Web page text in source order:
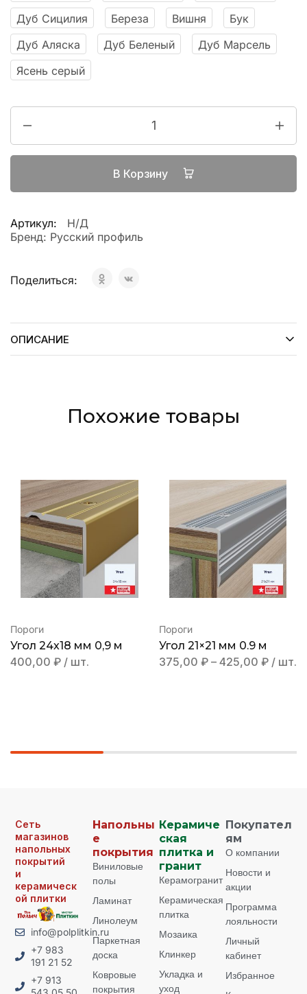
Дуб Сицилия
Береза Вишня
Бук
Дуб Аляска
Дуб Беленый
Дуб Марсель
Ясень серый
В Корзину
Артикул:
Н/Д
Бренд: Русский профиль
Поделиться:
ОПИСАНИЕ
Похожие товары
Пороги
Угол 24х18 мм 0,9 м
400,00 ₽ / шт.
Пороги
Угол 21×21 мм 0.9 м
375,00 ₽ – 425,00 ₽ / шт.
Сеть
магазинов
напольных
покрытий
и
керамическ
ой плитки
info@polplitkin.ru
+7 983
191 21 52
+7 913
Напольны
е
покрытия
Виниловые
полы
Ламинат
Линолеум
Паркетная
доска
Ковровые
покрытия
Керамиче
ская
плитка и
гранит
Керамогранит
Керамическая
плитка
Мозаика
Клинкер
Укладка и
уход
Покупател
ям
О компании
Новости и
акции
Программа
лояльности
Личный
кабинет
Избранное